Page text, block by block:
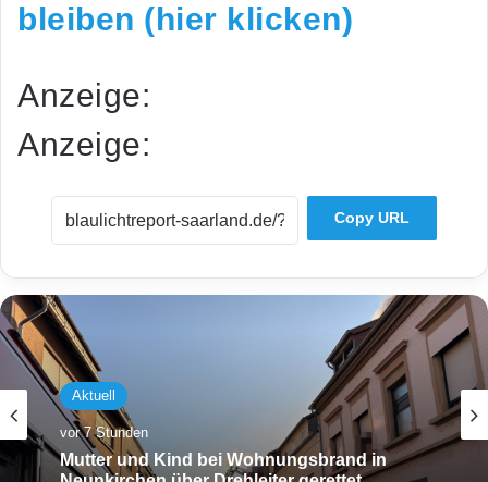
bleiben (hier klicken)
Anzeige:
Anzeige:
Copy URL
Aktuell
vor 7 Stunden
Mutter und Kind bei Wohnungsbrand in